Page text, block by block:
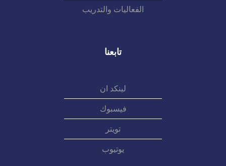
الفعاليات والتدريب
تابعنا
لينكد ان
فيسبوك
تويتر
يوتيوب